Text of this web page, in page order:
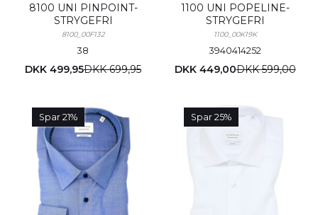
8100 UNI PINPOINT-
STRYGEFRI
8100_00F132
38
DKK 499,95DKK 699,95
1100 UNI POPELINE-
STRYGEFRI
1100_00K19K
3940414252
DKK 449,00DKK 599,00
Spar 21% Spar 25%